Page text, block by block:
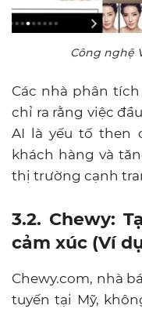
Công nghệ
Các nhà phân
chỉ ra rằng việc
AI là yếu tố then
khách hàng và
thị trường cạnh
3.2. Chewy:
cảm xúc (Ví
Chewy.com, nhà
tuyến tại Mỹ,